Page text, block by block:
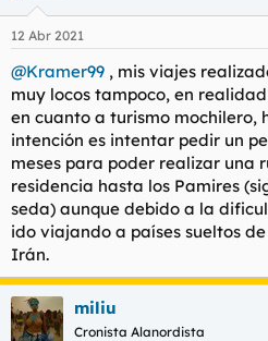
e
:
12 Abr 2021
@Kramer99 , mis viajes
muy locos tampoco, en
en cuanto a turismo mochilero,
intención es intentar pedir un
meses para poder realizar una
residencia hasta los Pamires
seda) aunque debido a la
ido viajando a países sueltos
Irán.
miliu
Cronista Alanordista